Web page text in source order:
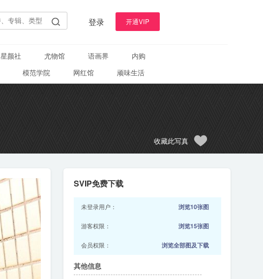
登录 开通VIP
星颜社 尤物馆 语画界
内购
模范学院 网红馆 顽味生活
收藏此写真
SVIP免费下载
未登录用户： 浏览10张图
游客权限： 浏览15张图
会员权限： 浏览全部图及下载
其他信息